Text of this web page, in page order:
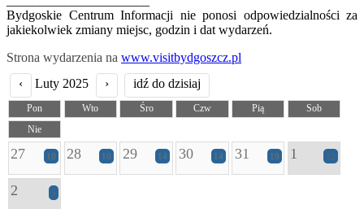
Bydgoskie Centrum Informacji nie ponosi odpowiedzialności za
jakiekolwiek zmiany miejsc, godzin i dat wydarzeń.
Strona wydarzenia na www.visitbydgoszcz.pl
‹
Luty 2025 › idź do dzisiaj
Pon Wto Śro Czw Pią
Sob
Nie
27 10 28 10 29 14 30 14 31 19 1 12
2 5